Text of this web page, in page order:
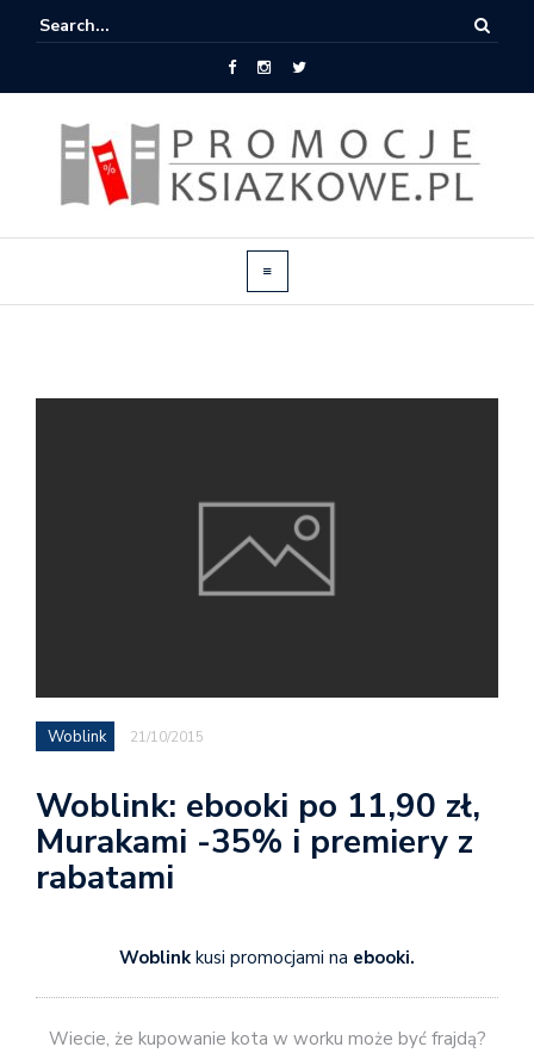
Woblink 21/10/2015
Woblink: ebooki po 11,90 zł,
Murakami -35% i premiery z
rabatami
Woblink kusi promocjami na ebooki.
Wiecie, że kupowanie kota w worku może być frajdą?